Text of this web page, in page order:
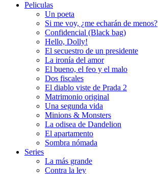
Peliculas
Un poeta
Si me voy, ¿me echarán de menos?
Confidencial (Black bag)
Hello, Dolly!
El secuestro de un presidente
La ironía del amor
El bueno, el feo y el malo
Dos fiscales
El diablo viste de Prada 2
Matrimonio original
Una segunda vida
Minions & Monsters
La odisea de Dandelion
El apartamento
Sombra nómada
Series
La más grande
Contra la ley